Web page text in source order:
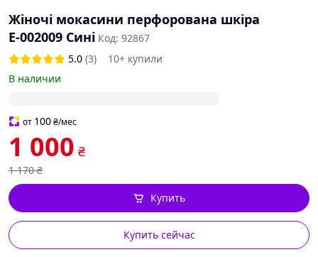
Жіночі мокасини перфорована шкіра
Е-002009 Сині Код: 92867
5.0 (3)
10+ купили
В наличии
от 100₴/мес
1 000 ₴
1 170 ₴
Купить сейчас
Купить